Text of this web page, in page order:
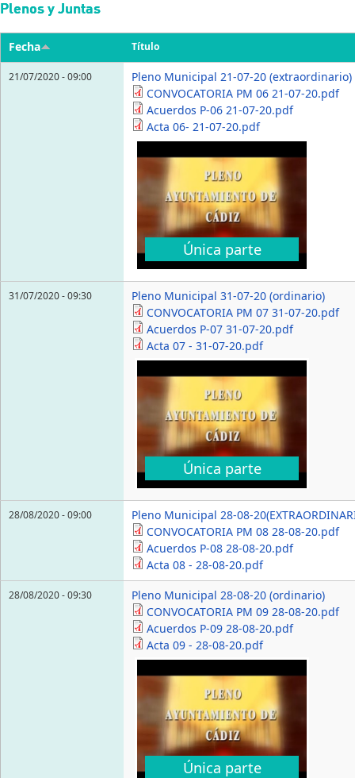
Pasar al contenido principal
Plenos y Juntas
Fecha Título
21/07/2020 - 09:00
Pleno Municipal 21-07-20 (extraordinario)
CONVOCATORIA PM 06 21-07-20.pdf
Acuerdos P-06 21-07-20.pdf
Acta 06- 21-07-20.pdf
Única parte
31/07/2020 - 09:30
Pleno Municipal 31-07-20 (ordinario)
CONVOCATORIA PM 07 31-07-20.pdf
Acuerdos P-07 31-07-20.pdf
Acta 07 - 31-07-20.pdf
Única parte
28/08/2020 - 09:00
Pleno Municipal 28-08-
CONVOCATORIA PM 08 28-08-20.pdf
Acuerdos P-08 28-08-20.pdf
Acta 08 - 28-08-20.pdf
28/08/2020 - 09:30
Pleno Municipal 28-08-20 (ordinario)
CONVOCATORIA PM 09 28-08-20.pdf
Acuerdos P-09 28-08-20.pdf
Acta 09 - 28-08-20.pdf
Única parte